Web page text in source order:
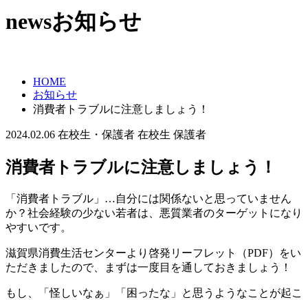
newsお知らせ
HOME
お知らせ
消費者トラブルに注意しましょう！
2024.02.06 在校生・保護者 在校生 保護者
消費者トラブルに注意しましょう！
「消費者トラブル」…自分には関係ないと思っていません
か？社会経験の少ない若者は、悪質業者のターゲットになり
やすいです。
滋賀県消費生活センターより啓発リーフレット（PDF）をい
ただきましたので、まずは一度目を通しておきましょう！
もし、「怪しいなぁ」「困ったな」と思うようなことが起こ